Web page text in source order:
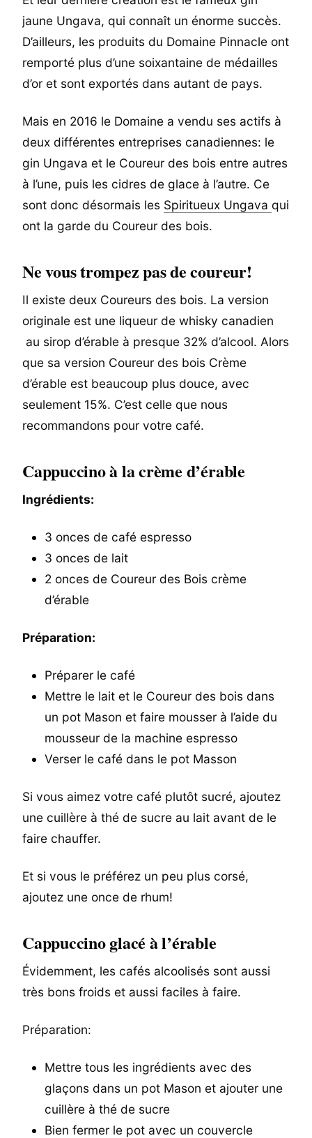
jaune Ungava, qui connaît un énorme succès.
D’ailleurs, les produits du Domaine Pinnacle ont
remporté plus d’une soixantaine de médailles
d’or et sont exportés dans autant de pays.
Mais en 2016 le Domaine a vendu ses actifs à
deux différentes entreprises canadiennes: le
gin Ungava et le Coureur des bois entre autres
à l’une, puis les cidres de glace à l’autre. Ce
sont donc désormais les Spiritueux Ungava qui
ont la garde du Coureur des bois.
Ne vous trompez pas de coureur!
Il existe deux Coureurs des bois. La version
originale est une liqueur de whisky canadien
au sirop d’érable à presque 32% d’alcool. Alors
que sa version Coureur des bois Crème
d’érable est beaucoup plus douce, avec
seulement 15%. C’est celle que nous
recommandons pour votre café.
Cappuccino à la crème d’érable
Ingrédients:
3 onces de café espresso
3 onces de lait
2 onces de Coureur des Bois crème
d’érable
Préparation:
Préparer le café
Mettre le lait et le Coureur des bois dans
un pot Mason et faire mousser à l’aide du
mousseur de la machine espresso
Verser le café dans le pot Masson
Si vous aimez votre café plutôt sucré, ajoutez
une cuillère à thé de sucre au lait avant de le
faire chauffer.
Et si vous le préférez un peu plus corsé,
ajoutez une once de rhum!
Cappuccino glacé à l’érable
Évidemment, les cafés alcoolisés sont aussi
très bons froids et aussi faciles à faire.
Préparation:
Mettre tous les ingrédients avec des
glaçons dans un pot Mason et ajouter une
cuillère à thé de sucre
Bien fermer le pot avec un couvercle